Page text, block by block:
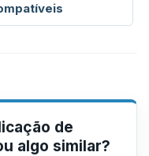
de
algo similar?